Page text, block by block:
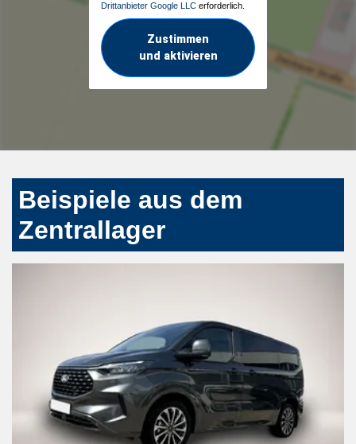
Drittanbieter Google LLC erforderlich.
Zustimmen
und aktivieren
Beispiele aus dem
Zentrallager